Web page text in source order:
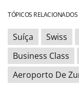
TÓPICOS RELACIONADOS
Suíça Swiss
Business Class
Aeroporto De